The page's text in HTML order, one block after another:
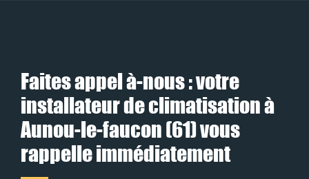
Faites appel à-nous : votre
installateur de climatisation à
Aunou-le-faucon (61) vous
rappelle immédiatement